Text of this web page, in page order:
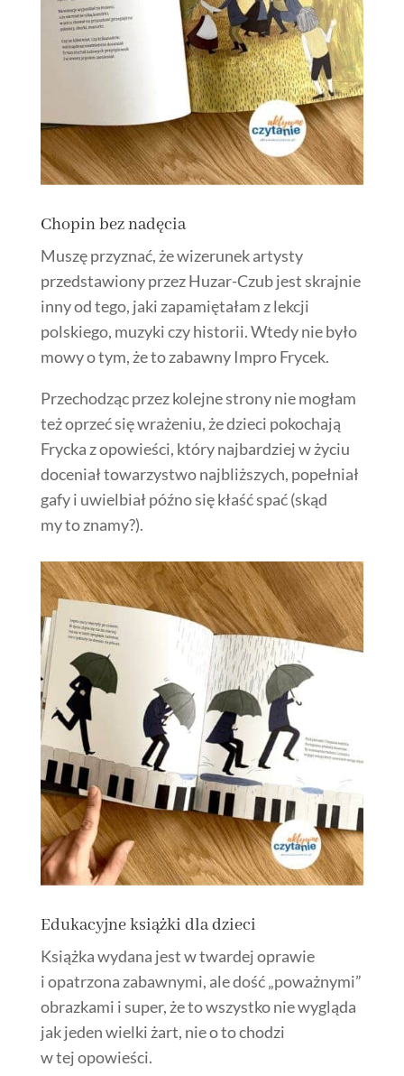
Chopin bez nadęcia
Muszę przyznać, że wizerunek artysty
przedstawiony przez Huzar-Czub jest skrajnie
inny od tego, jaki zapamiętałam z lekcji
polskiego, muzyki czy historii. Wtedy nie było
mowy o tym, że to zabawny Impro Frycek.
Przechodząc przez kolejne strony nie mogłam
też oprzeć się wrażeniu, że dzieci pokochają
Frycka z opowieści, który najbardziej w życiu
doceniał towarzystwo najbliższych, popełniał
gafy i uwielbiał późno się kłaść spać (skąd
my to znamy?).
Edukacyjne książki dla dzieci
Książka wydana jest w twardej oprawie
i opatrzona zabawnymi, ale dość „poważnymi”
obrazkami i super, że to wszystko nie wygląda
jak jeden wielki żart, nie o to chodzi
w tej opowieści.